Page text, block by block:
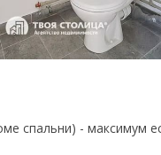
спальни) - максимум